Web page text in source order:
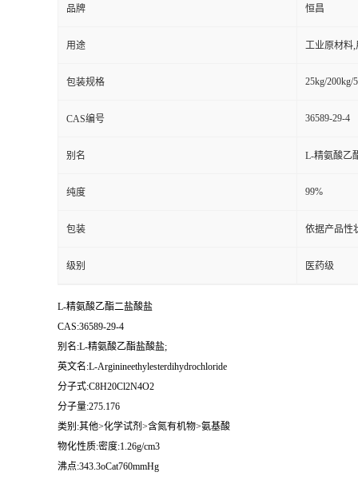
品牌 恒昌
用途 工业原材料
包装规格 25kg/200kg/
CAS编号 36589-29-4
别名 L-精氨酸乙
纯度 99%
包装 依据产品性
级别 医药级
L-精氨酸乙酯二盐酸盐
CAS:36589-29-4
别名:L-精氨酸乙酯盐酸盐;
英文名:L-Arginineethylesterdihydrochloride
分子式:C8H20Cl2N4O2
分子量:275.176
类别:其他>化学试剂>含氮有机物>氨基酸
物化性质:密度:1.26g/cm3
沸点:343.3oCat760mmHg